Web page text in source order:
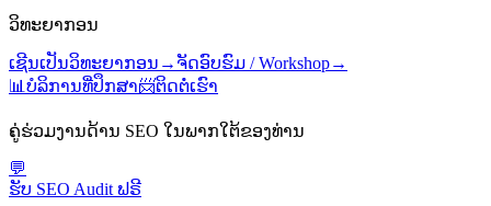
ວິທະຍາກອນ
ເຊີນເປັນວິທະຍາກອນ → ຈັດອົບຮົມ / Workshop→
📊 ບໍລິການທີ່ປຶກສາ📨ຕິດຕໍ່ເຮົາ
ຄູ່ຮ່ວມງານດ້ານ SEO ໃນພາກໃຕ້ຂອງທ່ານ
💬
ຮັບ SEO Audit ຟຣີ